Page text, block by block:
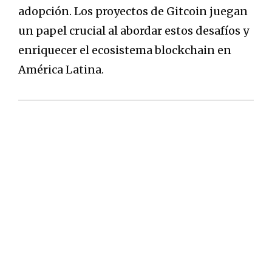
adopción. Los proyectos de Gitcoin juegan
un papel crucial al abordar estos desafíos y
enriquecer el ecosistema blockchain en
América Latina.